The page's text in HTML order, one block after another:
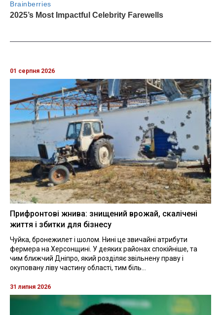
01 серпня 2026
Прифронтові жнива: знищений врожай, скалічені
життя і збитки для бізнесу
Чуйка, бронежилет і шолом. Нині це звичайні атрибути
фермера на Херсонщині. У деяких районах спокійніше, та
чим ближчий Дніпро, який розділяє звільнену праву і
окуповану ліву частину області, тим біль...
31 липня 2026